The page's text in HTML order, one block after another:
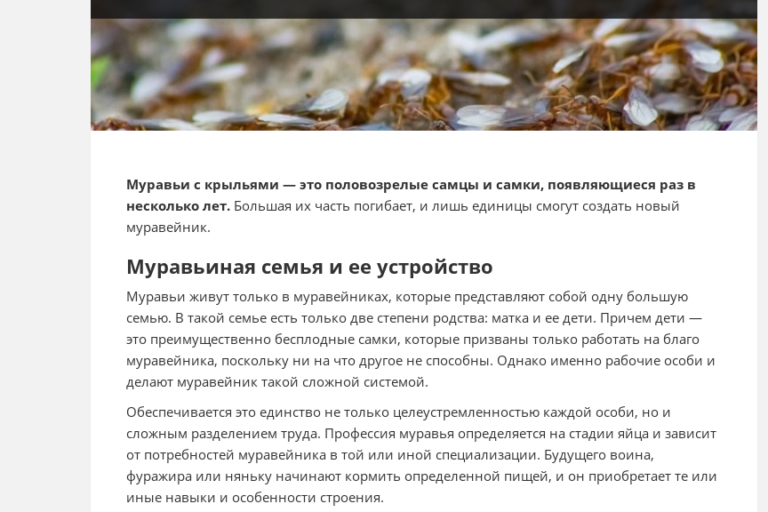
Муравьи с крыльями — это половозрелые самцы и самки, появляющиеся раз в
несколько лет. Большая их часть погибает, и лишь единицы смогут создать новый
муравейник.
Муравьиная семья и ее устройство
Муравьи живут только в муравейниках, которые представляют собой одну большую
семью. В такой семье есть только две степени родства: матка и ее дети. Причем дети —
это преимущественно бесплодные самки, которые призваны только работать на благо
муравейника, поскольку ни на что другое не способны. Однако именно рабочие особи и
делают муравейник такой сложной системой.
Обеспечивается это единство не только целеустремленностью каждой особи, но и
сложным разделением труда. Профессия муравья определяется на стадии яйца и зависит
от потребностей муравейника в той или иной специализации. Будущего воина,
фуражира или няньку начинают кормить определенной пищей, и он приобретает те или
иные навыки и особенности строения.